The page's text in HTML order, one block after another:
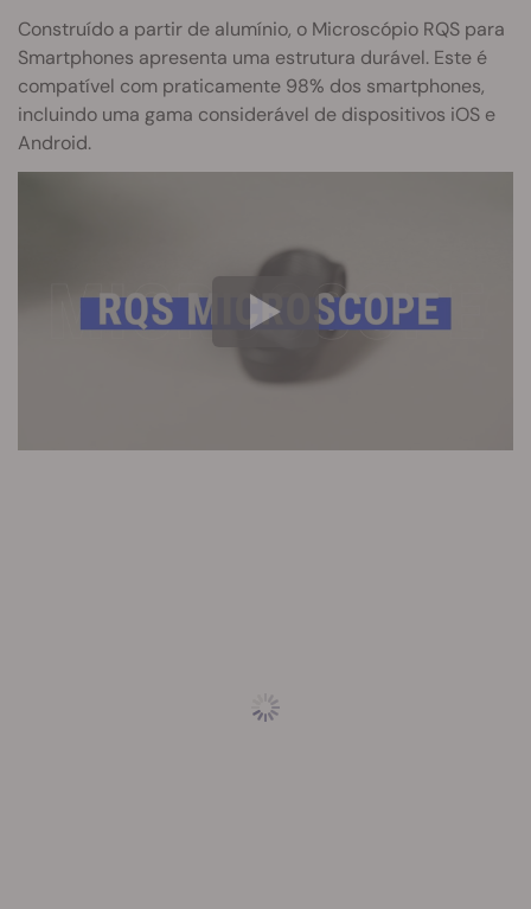
Construído a partir de alumínio, o Microscópio RQS para
Smartphones apresenta uma estrutura durável. Este é
compatível com praticamente 98% dos smartphones,
incluindo uma gama considerável de dispositivos iOS e
Android.